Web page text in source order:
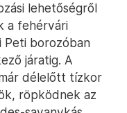
lehetőségről
a fehérvári
Peti borozóban
járatig. A
délelőtt tízkor
röpködnek az